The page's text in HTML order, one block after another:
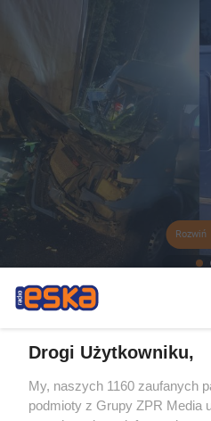
Rozwiń
Drogi Użytkowniku,
My, naszych 1160 zaufanych
podmioty z Grupy ZPR Media